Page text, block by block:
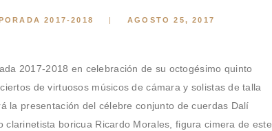
2017-2018
AGOSTO 25, 2017
2017-2018 en celebración de su octogésimo quinto
de virtuosos músicos de cámara y solistas de talla
la presentación del célebre conjunto de cuerdas Dalí
clarinetista boricua Ricardo Morales, figura cimera de este